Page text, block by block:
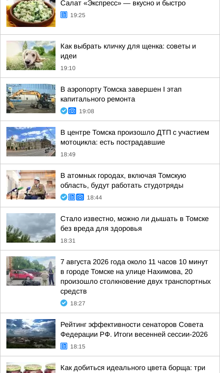
Салат «Экспресс» — вкусно и быстро
19:25
Как выбрать кличку для щенка: советы и
идеи
19:10
В аэропорту Томска завершен I этап
капитального ремонта
19:08
В центре Томска произошло ДТП с участием
мотоцикла: есть пострадавшие
18:49
В атомных городах, включая Томскую
область, будут работать студотряды
18:44
Стало известно, можно ли дышать в Томске
без вреда для здоровья
18:31
7 августа 2026 года около 11 часов 10 минут
в городе Томске на улице Нахимова, 20
произошло столкновение двух транспортных
средств
18:27
Рейтинг эффективности сенаторов Совета
Федерации РФ. Итоги весенней сессии-2026
18:15
Как добиться идеального цвета борща: три